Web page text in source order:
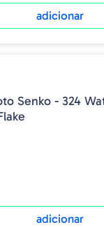
adicionar
Senko - 324
adicionar